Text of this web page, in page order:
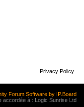
Privacy Policy
Forum Software by IP.Board
accordée à : Logic Sunrise Ltd